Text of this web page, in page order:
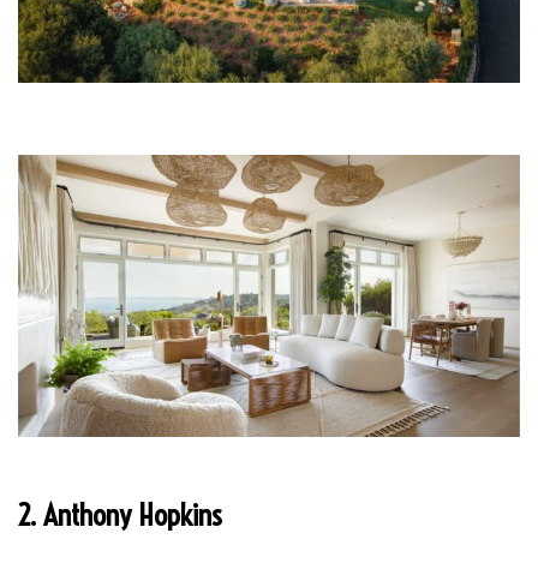
2. Anthony Hopkins